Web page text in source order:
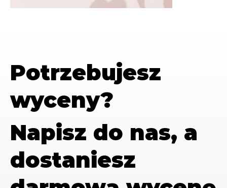
Potrzebujesz
wyceny?
Napisz do nas, a
dostaniesz